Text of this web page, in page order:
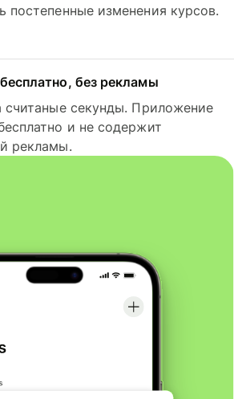
постепенные изменения курсов.
без рекламы
считаные секунды. Приложение
и не содержит
рекламы.